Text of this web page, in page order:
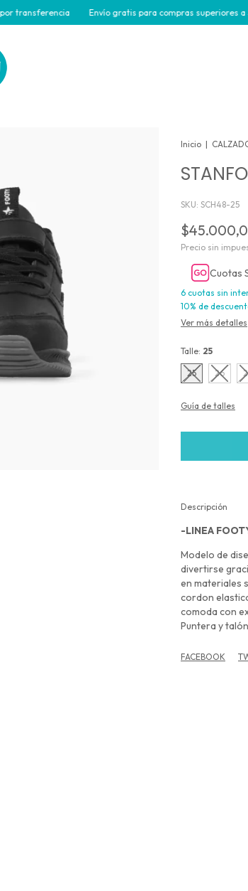
Envío gratis para compras superiores a
Inicio |
SKU: SCH48-25
Precio sin
Cuotas
6 cuotas sin
10% de
Ver más detalles
Talle: 25
25 26
Guía de talles
Descripción
-LINEA
Modelo de
divertirse
en materiales
cordon
comoda con
Puntera y
FACEBOOK